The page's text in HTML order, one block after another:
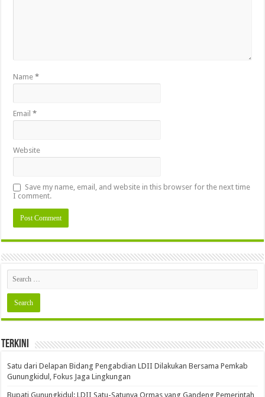
Name*
Email*
Website
Save my name, email, and website in this browser for the next time
I comment.
Terkini
Satu dari Delapan Bidang Pengabdian LDII Dilakukan Bersama Pemkab
Gunungkidul, Fokus Jaga Lingkungan
Bupati Gunungkidul: LDII Satu-Satunya Ormas yang Gandeng Pemerintah